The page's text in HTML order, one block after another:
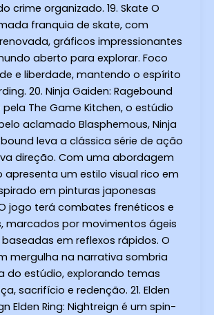
crime organizado. 19. Skate O
franquia de skate, com
gráficos impressionantes
aberto para explorar. Foco
e liberdade, mantendo o espírito
20. Ninja Gaiden: Ragebound
pela The Game Kitchen, o estúdio
aclamado Blasphemous, Ninja
leva a clássica série de ação
direção. Com uma abordagem
apresenta um estilo visual rico em
em pinturas japonesas
jogo terá combates frenéticos e
marcados por movimentos ágeis
em reflexos rápidos. O
mergulha na narrativa sombria
do estúdio, explorando temas
sacrifício e redenção. 21. Elden
Elden Ring: Nightreign é um spin-